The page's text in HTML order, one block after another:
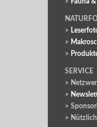
>
>
>
SERVICE
>
>
>
>